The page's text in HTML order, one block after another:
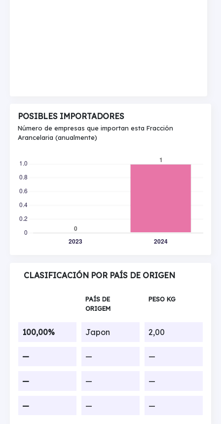
POSIBLES IMPORTADORES
Número de empresas que importan esta Fracción
Arancelaria (anualmente)
CLASIFICACIÓN POR PAÍS DE ORIGEN
PAÍS DE
ORIGEM
PESO KG
100,00% Japon 2,00
— — —
— — —
— — —